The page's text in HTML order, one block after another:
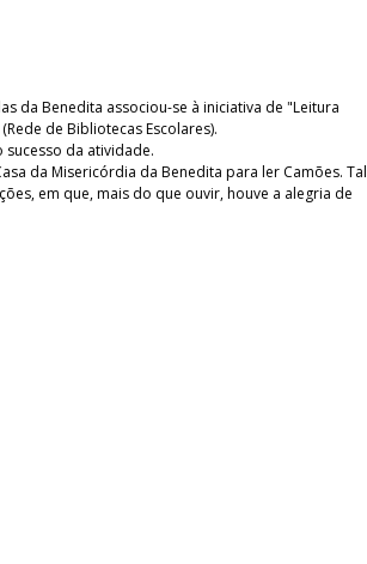
da Benedita associou-se à iniciativa de "Leitura
de Bibliotecas Escolares).
da atividade.
da Misericórdia da Benedita para ler Camões. Tal
em que, mais do que ouvir, houve a alegria de